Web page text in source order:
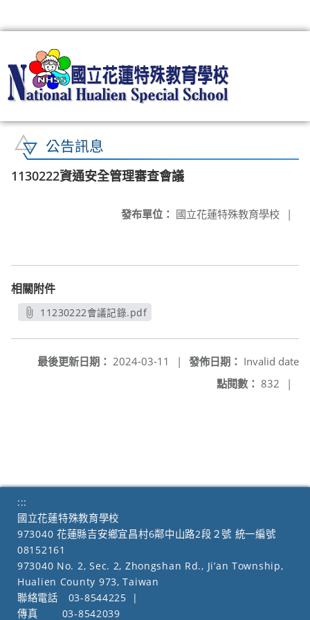
公告訊息
1130222資通安全管理審查會議
發布單位： 國立花蓮特殊教育學校 |
相關附件
11230222會議記錄.pdf
發佈日期： Invalid date
最後更新日期： 2024-03-11
|
點閱數： 832 |
:::
國立花蓮特殊教育學校
973040 花蓮縣吉安鄉宜昌村6鄰中山路2段２號 統一編號
08152161
973040 No. 2, Sec. 2, Zhongshan Rd., Ji’an Township,
Hualien County 973, Taiwan
聯絡電話
03-8544225
|
傳真
03-8542039